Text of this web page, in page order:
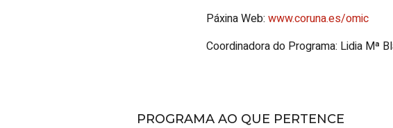
Páxina Web: www.coruna.es/omic
Coordinadora do Programa: Lidia Mª
PROGRAMA AO QUE PERTENCE